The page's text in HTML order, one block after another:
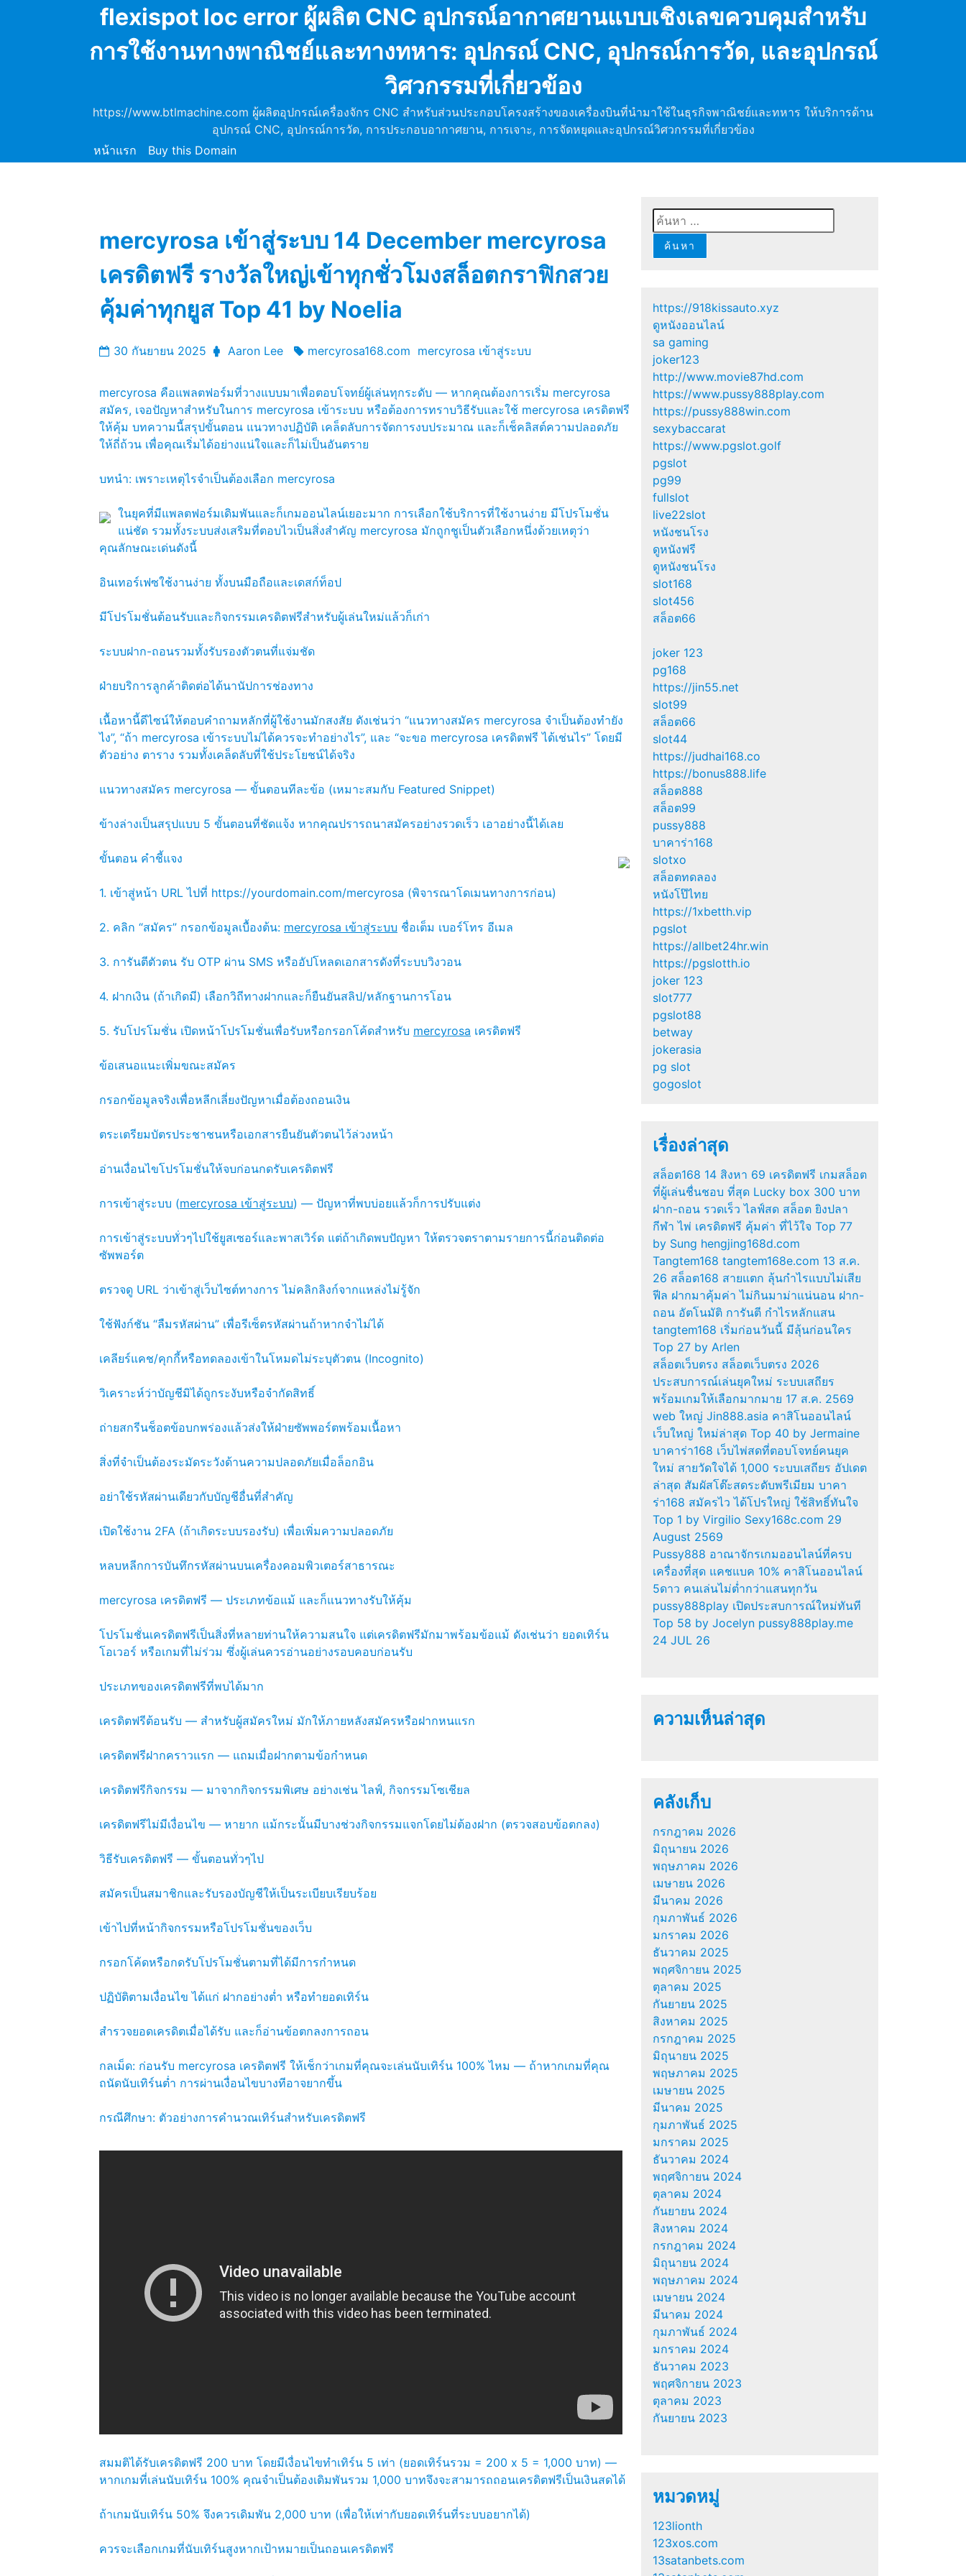
flexispot loc error ผู้ผลิต CNC อุปกรณ์อากาศยานแบบเชิงเลขควบคุมสำหรับ
การใช้งานทางพาณิชย์และทางทหาร: อุปกรณ์ CNC, อุปกรณ์การวัด, และอุปกรณ์
วิศวกรรมที่เกี่ยวข้อง
https://www.btlmachine.com ผู้ผลิตอุปกรณ์เครื่องจักร CNC สำหรับส่วนประกอบโครงสร้างของเครื่องบินที่นำมาใช้ในธุรกิจพาณิชย์และทหาร ให้บริการด้าน
อุปกรณ์ CNC, อุปกรณ์การวัด, การประกอบอากาศยาน, การเจาะ, การจัดหยุดและอุปกรณ์วิศวกรรมที่เกี่ยวข้อง
หน้าแรก
Buy this Domain
mercyrosa เข้าสู่ระบบ 14 December mercyrosa
เครดิตฟรี รางวัลใหญ่เข้าทุกชั่วโมงสล็อตกราฟิกสวย
คุ้มค่าทุกยูส Top 41 by Noelia
30 กันยายน 2025 Aaron Lee mercyrosa168.com mercyrosa เข้าสู่ระบบ
mercyrosa คือแพลตฟอร์มที่วางแบบมาเพื่อตอบโจทย์ผู้เล่นทุกระดับ — หากคุณต้องการเริ่ม mercyrosa
สมัคร, เจอปัญหาสำหรับในการ mercyrosa เข้าระบบ หรือต้องการทราบวิธีรับและใช้ mercyrosa เครดิตฟรี
ให้คุ้ม บทความนี้สรุปขั้นตอน แนวทางปฏิบัติ เคล็ดลับการจัดการงบประมาณ และก็เช็คลิสต์ความปลอดภัย
ให้ถี่ถ้วน เพื่อคุณเริ่มได้อย่างแน่ใจและก็ไม่เป็นอันตราย
บทนำ: เพราะเหตุไรจำเป็นต้องเลือก mercyrosa
ในยุคที่มีแพลตฟอร์มเดิมพันและก็เกมออนไลน์เยอะมาก การเลือกใช้บริการที่ใช้งานง่าย มีโปรโมชั่น
แน่ชัด รวมทั้งระบบส่งเสริมที่ตอบไวเป็นสิ่งสำคัญ mercyrosa มักถูกชูเป็นตัวเลือกหนึ่งด้วยเหตุว่า
คุณลักษณะเด่นดังนี้
อินเทอร์เฟซใช้งานง่าย ทั้งบนมือถือและเดสก์ท็อป
มีโปรโมชั่นต้อนรับและกิจกรรมเครดิตฟรีสำหรับผู้เล่นใหม่แล้วก็เก่า
ระบบฝาก-ถอนรวมทั้งรับรองตัวตนที่แจ่มชัด
ฝ่ายบริการลูกค้าติดต่อได้นานัปการช่องทาง
เนื้อหานี้ดีไซน์ให้ตอบคำถามหลักที่ผู้ใช้งานมักสงสัย ดังเช่นว่า “แนวทางสมัคร mercyrosa จำเป็นต้องทำยัง
ไง”, “ถ้า mercyrosa เข้าระบบไม่ได้ควรจะทำอย่างไร”, และ “จะขอ mercyrosa เครดิตฟรี ได้เช่นไร” โดยมี
ตัวอย่าง ตาราง รวมทั้งเคล็ดลับที่ใช้ประโยชน์ได้จริง
แนวทางสมัคร mercyrosa — ขั้นตอนทีละข้อ (เหมาะสมกับ Featured Snippet)
ข้างล่างเป็นสรุปแบบ 5 ขั้นตอนที่ชัดแจ้ง หากคุณปรารถนาสมัครอย่างรวดเร็ว เอาอย่างนี้ได้เลย
ขั้นตอน คำชี้แจง
1. เข้าสู่หน้า URL ไปที่ https://yourdomain.com/mercyrosa (พิจารณาโดเมนทางการก่อน)
2. คลิก “สมัคร” กรอกข้อมูลเบื้องต้น: mercyrosa เข้าสู่ระบบ ชื่อเต็ม เบอร์โทร อีเมล
3. การันตีตัวตน รับ OTP ผ่าน SMS หรืออัปโหลดเอกสารดังที่ระบบวิงวอน
4. ฝากเงิน (ถ้าเกิดมี) เลือกวิถีทางฝากและก็ยืนยันสลิป/หลักฐานการโอน
5. รับโปรโมชั่น เปิดหน้าโปรโมชั่นเพื่อรับหรือกรอกโค้ดสำหรับ mercyrosa เครดิตฟรี
ข้อเสนอแนะเพิ่มขณะสมัคร
กรอกข้อมูลจริงเพื่อหลีกเลี่ยงปัญหาเมื่อต้องถอนเงิน
ตระเตรียมบัตรประชาชนหรือเอกสารยืนยันตัวตนไว้ล่วงหน้า
อ่านเงื่อนไขโปรโมชั่นให้จบก่อนกดรับเครดิตฟรี
การเข้าสู่ระบบ (mercyrosa เข้าสู่ระบบ) — ปัญหาที่พบบ่อยแล้วก็การปรับแต่ง
การเข้าสู่ระบบทั่วๆไปใช้ยูสเซอร์และพาสเวิร์ด แต่ถ้าเกิดพบปัญหา ให้ตรวจตราตามรายการนี้ก่อนติดต่อ
ซัพพอร์ต
ตรวจดู URL ว่าเข้าสู่เว็บไซต์ทางการ ไม่คลิกลิงก์จากแหล่งไม่รู้จัก
ใช้ฟังก์ชัน “ลืมรหัสผ่าน” เพื่อรีเซ็ตรหัสผ่านถ้าหากจำไม่ได้
เคลียร์แคช/คุกกี้หรือทดลองเข้าในโหมดไม่ระบุตัวตน (Incognito)
วิเคราะห์ว่าบัญชีมิได้ถูกระงับหรือจำกัดสิทธิ์
ถ่ายสกรีนช็อตข้อบกพร่องแล้วส่งให้ฝ่ายซัพพอร์ตพร้อมเนื้อหา
สิ่งที่จำเป็นต้องระมัดระวังด้านความปลอดภัยเมื่อล็อกอิน
อย่าใช้รหัสผ่านเดียวกับบัญชีอื่นที่สำคัญ
เปิดใช้งาน 2FA (ถ้าเกิดระบบรองรับ) เพื่อเพิ่มความปลอดภัย
หลบหลีกการบันทึกรหัสผ่านบนเครื่องคอมพิวเตอร์สาธารณะ
mercyrosa เครดิตฟรี — ประเภทข้อแม้ และก็แนวทางรับให้คุ้ม
โปรโมชั่นเครดิตฟรีเป็นสิ่งที่หลายท่านให้ความสนใจ แต่เครดิตฟรีมักมาพร้อมข้อแม้ ดังเช่นว่า ยอดเทิร์น
โอเวอร์ หรือเกมที่ไม่ร่วม ซึ่งผู้เล่นควรอ่านอย่างรอบคอบก่อนรับ
ประเภทของเครดิตฟรีที่พบได้มาก
เครดิตฟรีต้อนรับ — สำหรับผู้สมัครใหม่ มักให้ภายหลังสมัครหรือฝากหนแรก
เครดิตฟรีฝากคราวแรก — แถมเมื่อฝากตามข้อกำหนด
เครดิตฟรีกิจกรรม — มาจากกิจกรรมพิเศษ อย่างเช่น ไลฟ์, กิจกรรมโซเชียล
เครดิตฟรีไม่มีเงื่อนไข — หายาก แม้กระนั้นมีบางช่วงกิจกรรมแจกโดยไม่ต้องฝาก (ตรวจสอบข้อตกลง)
วิธีรับเครดิตฟรี — ขั้นตอนทั่วๆไป
สมัครเป็นสมาชิกและรับรองบัญชีให้เป็นระเบียบเรียบร้อย
เข้าไปที่หน้ากิจกรรมหรือโปรโมชั่นของเว็บ
กรอกโค้ดหรือกดรับโปรโมชั่นตามที่ได้มีการกำหนด
ปฏิบัติตามเงื่อนไข ได้แก่ ฝากอย่างต่ำ หรือทำยอดเทิร์น
สำรวจยอดเครดิตเมื่อได้รับ และก็อ่านข้อตกลงการถอน
กลเม็ด: ก่อนรับ mercyrosa เครดิตฟรี ให้เช็กว่าเกมที่คุณจะเล่นนับเทิร์น 100% ไหม — ถ้าหากเกมที่คุณ
ถนัดนับเทิร์นต่ำ การผ่านเงื่อนไขบางทีอาจยากขึ้น
กรณีศึกษา: ตัวอย่างการคำนวณเทิร์นสำหรับเครดิตฟรี
สมมติได้รับเครดิตฟรี 200 บาท โดยมีเงื่อนไขทำเทิร์น 5 เท่า (ยอดเทิร์นรวม = 200 x 5 = 1,000 บาท) —
หากเกมที่เล่นนับเทิร์น 100% คุณจำเป็นต้องเดิมพันรวม 1,000 บาทจึงจะสามารถถอนเครดิตฟรีเป็นเงินสดได้
ถ้าเกมนับเทิร์น 50% จึงควรเดิมพัน 2,000 บาท (เพื่อให้เท่ากับยอดเทิร์นที่ระบบอยากได้)
ควรจะเลือกเกมที่นับเทิร์นสูงหากเป้าหมายเป็นถอนเครดิตฟรี
ค้นหา
สำหรับ:
https://918kissauto.xyz
ดูหนังออนไลน์
sa gaming
joker123
http://www.movie87hd.com
https://www.pussy888play.com
https://pussy888win.com
sexybaccarat
https://www.pgslot.golf
pgslot
pg99
fullslot
live22slot
หนังชนโรง
ดูหนังฟรี
ดูหนังชนโรง
slot168
slot456
สล็อต66
joker 123
pg168
https://jin55.net
slot99
สล็อต66
slot44
https://judhai168.co
https://bonus888.life
สล็อต888
สล็อต99
pussy888
บาคาร่า168
slotxo
สล็อตทดลอง
หนังโป๊ไทย
https://1xbetth.vip
pgslot
https://allbet24hr.win
https://pgslotth.io
joker 123
slot777
pgslot88
betway
jokerasia
pg slot
gogoslot
เรื่องล่าสุด
สล็อต168 14 สิงหา 69 เครดิตฟรี เกมสล็อต
ที่ผู้เล่นชื่นชอบ ที่สุด Lucky box 300 บาท
ฝาก-ถอน รวดเร็ว ไลฟ์สด สล็อต ยิงปลา
กีฬา ไพ่ เครดิตฟรี คุ้มค่า ที่ไว้ใจ Top 77
by Sung hengjing168d.com
Tangtem168 tangtem168e.com 13 ส.ค.
26 สล็อต168 สายแตก ลุ้นกำไรแบบไม่เสีย
ฟีล ฝากมาคุ้มค่า ไม่กินมาม่าแน่นอน ฝาก-
ถอน อัตโนมัติ การันตี กำไรหลักแสน
tangtem168 เริ่มก่อนวันนี้ มีลุ้นก่อนใคร
Top 27 by Arlen
สล็อตเว็บตรง สล็อตเว็บตรง 2026
ประสบการณ์เล่นยุคใหม่ ระบบเสถียร
พร้อมเกมให้เลือกมากมาย 17 ส.ค. 2569
web ใหญ่ Jin888.asia คาสิโนออนไลน์
เว็บใหญ่ ใหม่ล่าสุด Top 40 by Jermaine
บาคาร่า168 เว็บไพ่สดที่ตอบโจทย์คนยุค
ใหม่ สายวัดใจได้ 1,000 ระบบเสถียร อัปเดต
ล่าสุด สัมผัสโต๊ะสดระดับพรีเมียม บาคา
ร่า168 สมัครไว ได้โปรใหญ่ ใช้สิทธิ์ทันใจ
Top 1 by Virgilio Sexy168c.com 29
August 2569
Pussy888 อาณาจักรเกมออนไลน์ที่ครบ
เครื่องที่สุด แคชแบค 10% คาสิโนออนไลน์
5ดาว คนเล่นไม่ต่ำกว่าแสนทุกวัน
pussy888play เปิดประสบการณ์ใหม่ทันที
Top 58 by Jocelyn pussy888play.me
24 JUL 26
ความเห็นล่าสุด
คลังเก็บ
กรกฎาคม 2026
มิถุนายน 2026
พฤษภาคม 2026
เมษายน 2026
มีนาคม 2026
กุมภาพันธ์ 2026
มกราคม 2026
ธันวาคม 2025
พฤศจิกายน 2025
ตุลาคม 2025
กันยายน 2025
สิงหาคม 2025
กรกฎาคม 2025
มิถุนายน 2025
พฤษภาคม 2025
เมษายน 2025
มีนาคม 2025
กุมภาพันธ์ 2025
มกราคม 2025
ธันวาคม 2024
พฤศจิกายน 2024
ตุลาคม 2024
กันยายน 2024
สิงหาคม 2024
กรกฎาคม 2024
มิถุนายน 2024
พฤษภาคม 2024
เมษายน 2024
มีนาคม 2024
กุมภาพันธ์ 2024
มกราคม 2024
ธันวาคม 2023
พฤศจิกายน 2023
ตุลาคม 2023
กันยายน 2023
หมวดหมู่
123lionth
123xos.com
13satanbets.com